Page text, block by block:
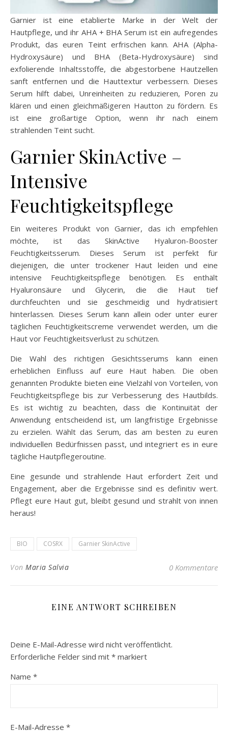
Garnier ist eine etablierte Marke in der Welt der
Hautpflege, und ihr AHA + BHA Serum ist ein aufregendes
Produkt, das euren Teint erfrischen kann. AHA (Alpha-
Hydroxysäure) und BHA (Beta-Hydroxysäure) sind
exfolierende Inhaltsstoffe, die abgestorbene Hautzellen
sanft entfernen und die Hauttextur verbessern. Dieses
Serum hilft dabei, Unreinheiten zu reduzieren, Poren zu
klären und einen gleichmäßigeren Hautton zu fördern. Es
ist eine großartige Option, wenn ihr nach einem
strahlenden Teint sucht.
Garnier SkinActive –
Intensive
Feuchtigkeitspflege
Ein weiteres Produkt von Garnier, das ich empfehlen
möchte, ist das SkinActive Hyaluron-Booster
Feuchtigkeitsserum. Dieses Serum ist perfekt für
diejenigen, die unter trockener Haut leiden und eine
intensive Feuchtigkeitspflege benötigen. Es enthält
Hyaluronsäure und Glycerin, die die Haut tief
durchfeuchten und sie geschmeidig und hydratisiert
hinterlassen. Dieses Serum kann allein oder unter eurer
täglichen Feuchtigkeitscreme verwendet werden, um die
Haut vor Feuchtigkeitsverlust zu schützen.
Die Wahl des richtigen Gesichtsserums kann einen
erheblichen Einfluss auf eure Haut haben. Die oben
genannten Produkte bieten eine Vielzahl von Vorteilen, von
Feuchtigkeitspflege bis zur Verbesserung des Hautbilds.
Es ist wichtig zu beachten, dass die Kontinuität der
Anwendung entscheidend ist, um langfristige Ergebnisse
zu erzielen. Wählt das Serum, das am besten zu euren
individuellen Bedürfnissen passt, und integriert es in eure
tägliche Hautpflegeroutine.
Eine gesunde und strahlende Haut erfordert Zeit und
Engagement, aber die Ergebnisse sind es definitiv wert.
Pflegt eure Haut gut, bleibt gesund und strahlt von innen
heraus!
BIO COSRX Garnier SkinActive
Von Maria Salvia 0 Kommentare
EINE ANTWORT SCHREIBEN
Deine E-Mail-Adresse wird nicht veröffentlicht.
Erforderliche Felder sind mit * markiert
Name *
E-Mail-Adresse *